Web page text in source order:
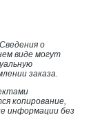
о
виде могут
заказа.
копирование,
информации без